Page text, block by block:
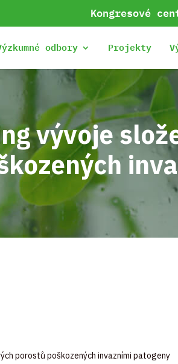
Kongresové
odbory Projekty
vývoje
porostů poškozených invazními patogeny